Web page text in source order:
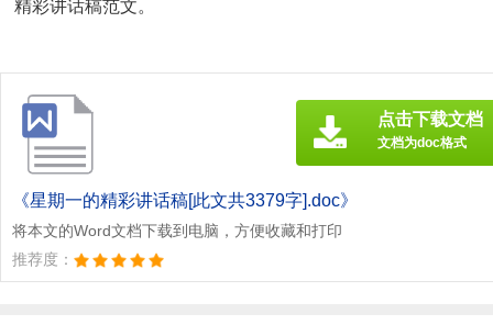
精彩讲话稿范文。
《星期一的精彩讲话稿[此文共3379字].doc》
将本文的Word文档下载到电脑，方便收藏和打印
推荐度：
点击下载文档
文档为doc格式